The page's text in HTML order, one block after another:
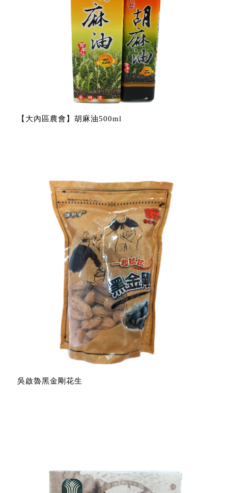
【大內區農會】胡麻油500ml
吳啟魯黑金剛花生